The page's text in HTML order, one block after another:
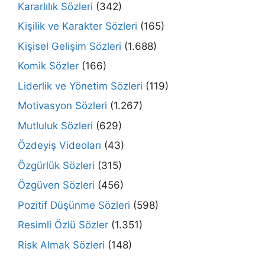
Kararlılık Sözleri (342)
Kişilik ve Karakter Sözleri (165)
Kişisel Gelişim Sözleri (1.688)
Komik Sözler (166)
Liderlik ve Yönetim Sözleri (119)
Motivasyon Sözleri (1.267)
Mutluluk Sözleri (629)
Özdeyiş Videoları (43)
Özgürlük Sözleri (315)
Özgüven Sözleri (456)
Pozitif Düşünme Sözleri (598)
Resimli Özlü Sözler (1.351)
Risk Almak Sözleri (148)